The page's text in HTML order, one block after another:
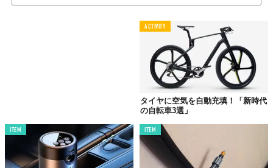
ACTIVITY
タイヤに空気を自動充填！「新時代
の自転車3選」
ITEM ITEM